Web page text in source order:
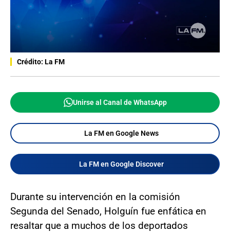
Crédito: La FM
Unirse al Canal de WhatsApp
La FM en Google News
La FM en Google Discover
Durante su intervención en la comisión
Segunda del Senado, Holguín fue enfática en
resaltar que a muchos de los deportados